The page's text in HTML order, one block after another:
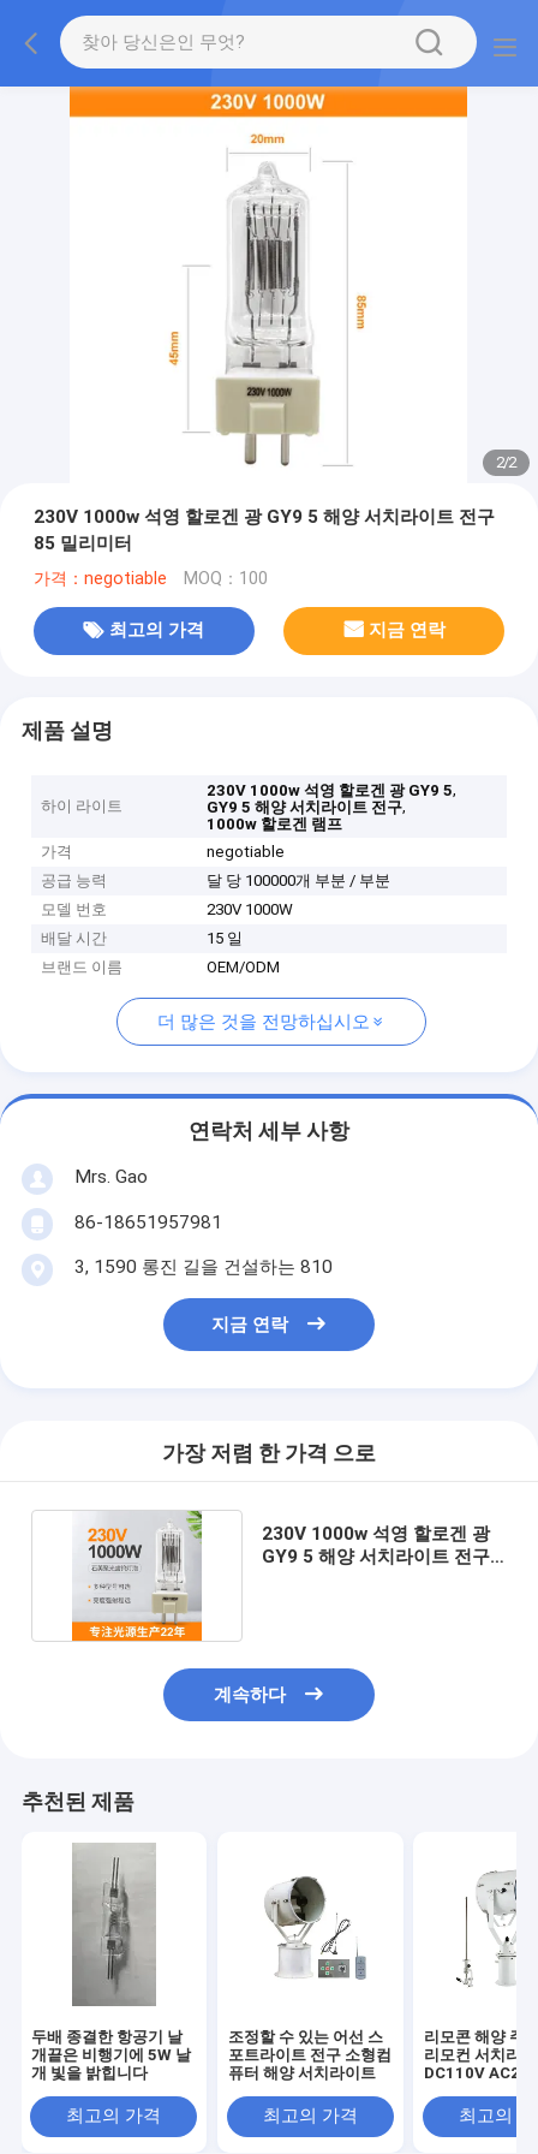
2/2
230V 1000w 석영 할로겐 광 GY9 5 해양 서치라이트 전구
85 밀리미터
가격：negotiable MOQ：100
최고의 가격 지금 연락
제품 설명
하이 라이트
230V 1000w 석영 할로겐 광 GY9 5,
GY9 5 해양 서치라이트 전구,
1000w 할로겐 램프
가격
negotiable
공급 능력
달 당 100000개 부분 / 부분
모델 번호
230V 1000W
배달 시간
15 일
브랜드 이름
OEM/ODM
더 많은 것을 전망하십시오
연락처 세부 사항
Mrs. Gao
86-18651957981
3, 1590 롱진 길을 건설하는 810
지금 연락
가장 저렴 한 가격 으로
230V 1000w 석영 할로겐 광
GY9 5 해양 서치라이트 전구
계속하다
추천된 제품
두배 종결한 항공기 날
개끝은 비행기에 5W 날
개 빛을 밝힙니다
최고의 가격
조정할 수 있는 어선 스
포트라이트 전구 소형컴
퓨터 해양 서치라이트
최고의 가격
리모콘 해양 주
리모컨 서치라
DC110V
최고의